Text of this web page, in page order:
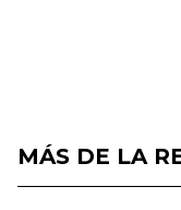
MÁS DE LA